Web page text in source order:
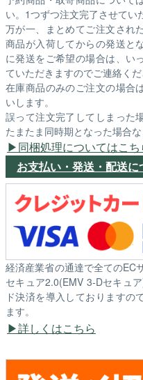
い。1つずつ注文完了させてい
万が一、まとめてご注文され
商品が入荷してからの発送と
に発送をご希望の場合は、い
ていただきますのでご連絡くだ
在庫商品のみのご注文の場合
いします。
誤って注文完了してしまった
たまたま同時期となった場合
同梱処理についてはこち
お支払い・発送・配送に
経済産業省の通達で全てのEC
セキュア2.0(EMV 3-Dセキュ
ド決済を導入しておりますの
ます。
詳しくはこちら